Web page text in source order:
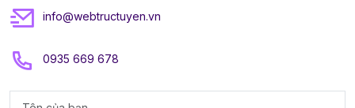
info@webtructuyen.vn
0935 669 678